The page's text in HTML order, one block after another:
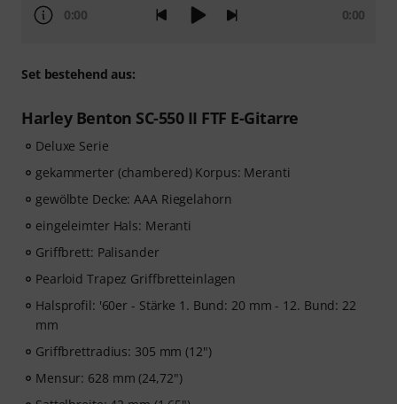
0:00 0:00
Set bestehend aus:
Harley Benton SC-550 II FTF E-Gitarre
Deluxe Serie
gekammerter (chambered) Korpus: Meranti
gewölbte Decke: AAA Riegelahorn
eingeleimter Hals: Meranti
Griffbrett: Palisander
Pearloid Trapez Griffbretteinlagen
Halsprofil: '60er - Stärke 1. Bund: 20 mm - 12. Bund: 22
mm
Griffbrettradius: 305 mm (12")
Mensur: 628 mm (24,72")